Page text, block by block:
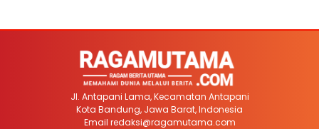
Jl. Antapani Lama, Kecamatan Antapani
Kota Bandung, Jawa Barat, Indonesia
Email redaksi@ragamutama.com